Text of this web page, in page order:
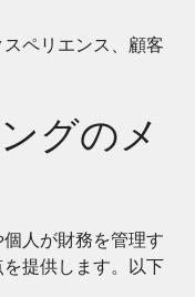
ペリエンス、顧客
グのメ
人が財務を管理す
提供します。以下